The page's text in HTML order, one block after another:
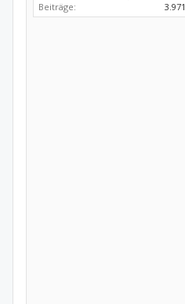
Beiträge:
3.971